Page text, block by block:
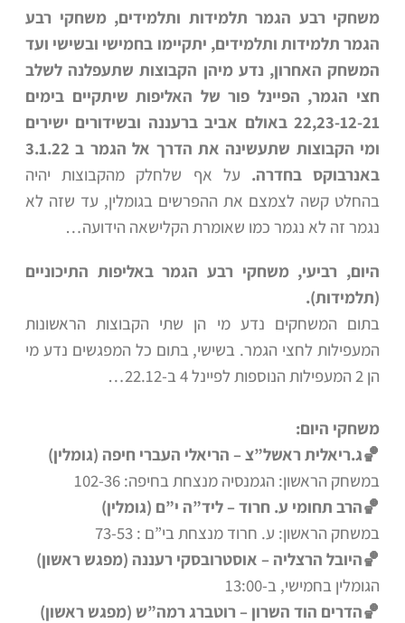
משחקי רבע הגמר תלמידות ותלמידים, משחקי רבע
הגמר תלמידות ותלמידים, יתקיימו בחמישי ובשישי ועד
המשחק האחרון, נדע מיהן הקבוצות שתעפלנה לשלב
חצי הגמר, הפיינל פור של האליפות שיתקיים בימים
22,23-12-21 באולם אביב ברעננה ובשידורים ישירים
ומי הקבוצות שתעשינה את הדרך אל הגמר ב 3.1.22
באנרבוקס בחדרה. על אף שלחלק מהקבוצות יהיה
בהחלט קשה לצמצם את ההפרשים בגומלין, עד שזה לא
נגמר זה לא נגמר כמו שאומרת הקלישאה הידועה…
היום, רביעי, משחקי רבע הגמר באליפות התיכוניים
(תלמידות).
בתום המשחקים נדע מי הן שתי הקבוצות הראשונות
המעפילות לחצי הגמר. בשישי, בתום כל המפגשים נדע מי
הן 2 המעפילות הנוספות לפיינל 4 ב-22.12…
משחקי היום:
🏀ג.ריאלית ראשל”צ – הריאלי העברי חיפה (גומלין)
במשחק הראשון: הגמנסיה מנצחת בחיפה: 102-36
🏀הרב תחומי ע. חרוד – ליד”ה י”ם (גומלין)
במשחק הראשון: ע. חרוד מנצחת בי”ם : 73-53
🏀היובל הרצליה – אוסטרובסקי רעננה (מפגש ראשון)
הגומלין בחמישי, ב-13:00
🏀הדרים הוד השרון – רוטברג רמה”ש (מפגש ראשון)